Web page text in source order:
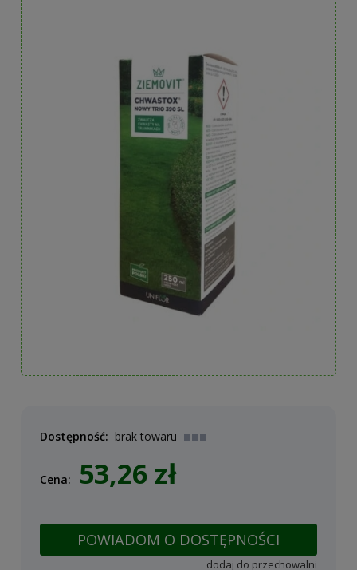
Dostępność: brak towaru
Cena: 53,26 zł
POWIADOM O DOSTĘPNOŚCI
dodaj do przechowalni